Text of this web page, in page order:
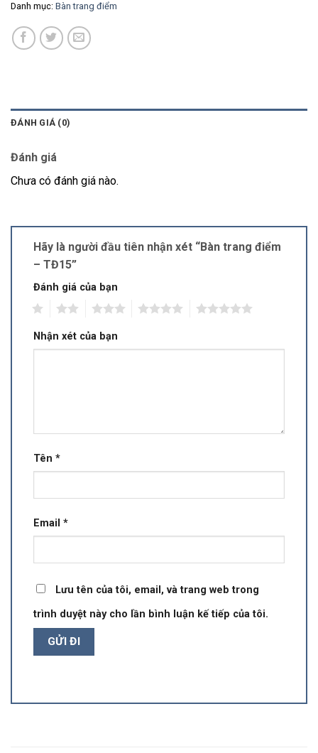
Danh mục: Bàn trang điểm
ĐÁNH GIÁ (0)
Đánh giá
Chưa có đánh giá nào.
Hãy là người đầu tiên nhận xét “Bàn trang điểm
– TĐ15”
Đánh giá của bạn
Nhận xét của bạn
Tên *
Email *
Lưu tên của tôi, email, và trang web trong
trình duyệt này cho lần bình luận kế tiếp của tôi.